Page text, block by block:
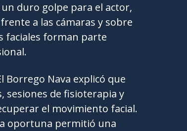
duro golpe para el actor,
a las cámaras y sobre
faciales forman parte
Borrego Nava explicó que
sesiones de fisioterapia y
el movimiento facial.
oportuna permitió una